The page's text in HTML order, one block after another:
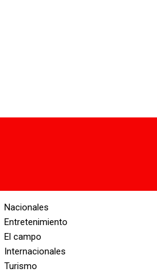
Nacionales
Entretenimiento
El campo
Internacionales
Turismo